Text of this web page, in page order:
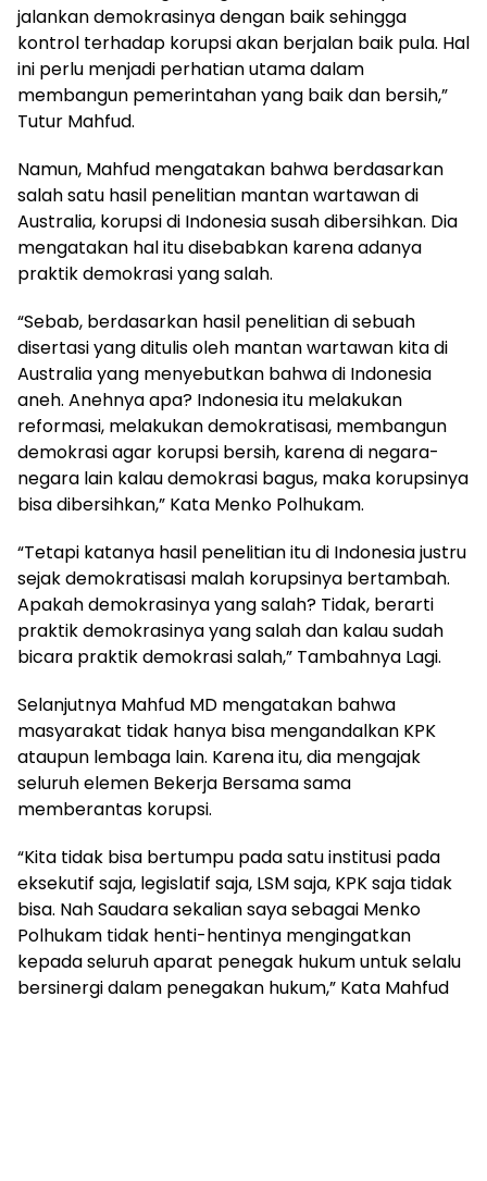
jalankan demokrasinya dengan baik sehingga
kontrol terhadap korupsi akan berjalan baik pula. Hal
ini perlu menjadi perhatian utama dalam
membangun pemerintahan yang baik dan bersih,”
Tutur Mahfud.
Namun, Mahfud mengatakan bahwa berdasarkan
salah satu hasil penelitian mantan wartawan di
Australia, korupsi di Indonesia susah dibersihkan. Dia
mengatakan hal itu disebabkan karena adanya
praktik demokrasi yang salah.
“Sebab, berdasarkan hasil penelitian di sebuah
disertasi yang ditulis oleh mantan wartawan kita di
Australia yang menyebutkan bahwa di Indonesia
aneh. Anehnya apa? Indonesia itu melakukan
reformasi, melakukan demokratisasi, membangun
demokrasi agar korupsi bersih, karena di negara-
negara lain kalau demokrasi bagus, maka korupsinya
bisa dibersihkan,” Kata Menko Polhukam.
“Tetapi katanya hasil penelitian itu di Indonesia justru
sejak demokratisasi malah korupsinya bertambah.
Apakah demokrasinya yang salah? Tidak, berarti
praktik demokrasinya yang salah dan kalau sudah
bicara praktik demokrasi salah,” Tambahnya Lagi.
Selanjutnya Mahfud MD mengatakan bahwa
masyarakat tidak hanya bisa mengandalkan KPK
ataupun lembaga lain. Karena itu, dia mengajak
seluruh elemen Bekerja Bersama sama
memberantas korupsi.
“Kita tidak bisa bertumpu pada satu institusi pada
eksekutif saja, legislatif saja, LSM saja, KPK saja tidak
bisa. Nah Saudara sekalian saya sebagai Menko
Polhukam tidak henti-hentinya mengingatkan
kepada seluruh aparat penegak hukum untuk selalu
bersinergi dalam penegakan hukum,” Kata Mahfud